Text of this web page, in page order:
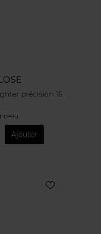
précision 16
Ajouter